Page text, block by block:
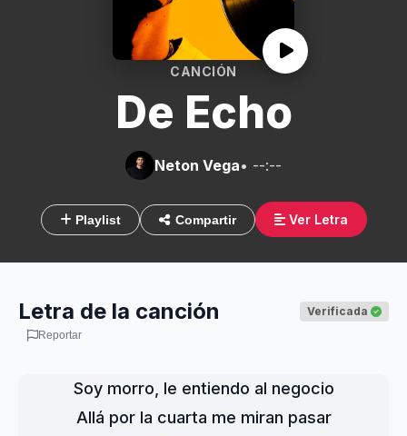
CANCIÓN
De Echo
Neton Vega• --:--
Playlist Compartir Ver Letra
Letra de la canción Verificada
Reportar
Soy morro, le entiendo al negocio
Allá por la cuarta me miran pasar